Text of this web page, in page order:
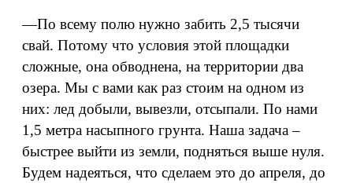
—По всему полю нужно забить 2,5 тысячи
свай. Потому что условия этой площадки
сложные, она обводнена, на территории два
озера. Мы с вами как раз стоим на одном из
них: лед добыли, вывезли, отсыпали. По нами
1,5 метра насыпного грунта. Наша задача –
быстрее выйти из земли, подняться выше нуля.
Будем надеяться, что сделаем это до апреля, до